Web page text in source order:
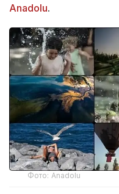
Anadolu.
Фото: Anadolu